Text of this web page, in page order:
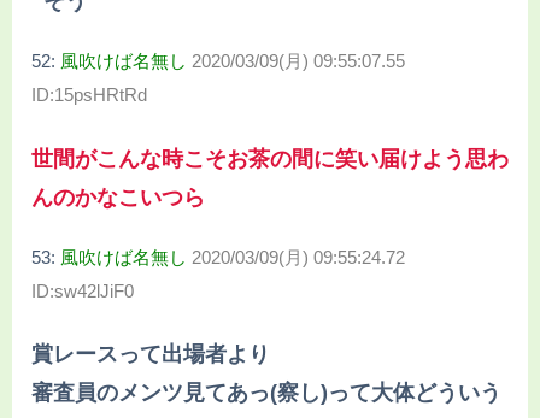
52: 風吹けば名無し 2020/03/09(月) 09:55:07.55
ID:15psHRtRd
世間がこんな時こそお茶の間に笑い届けよう思わ
んのかなこいつら
53: 風吹けば名無し 2020/03/09(月) 09:55:24.72
ID:sw42lJiF0
賞レースって出場者より
審査員のメンツ見てあっ(察し)って大体どういう